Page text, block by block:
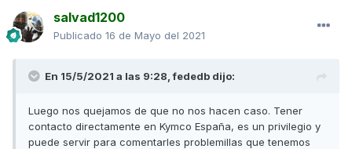
salvad1200
Publicado 16 de Mayo del 2021
En 15/5/2021 a las 9:28,fededb dijo:
Luego nos quejamos de que no nos hacen caso. Tener
contacto directamente en Kymco España, es un privilegio y
puede servir para comentarles problemillas que tenemos